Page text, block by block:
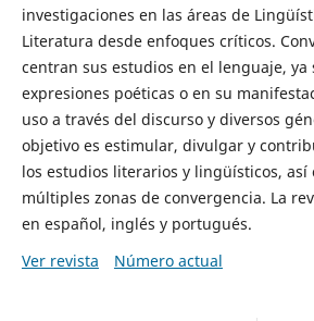
investigaciones en las áreas de
Literatura desde enfoques críticos.
centran sus estudios en el lenguaje, ya
expresiones poéticas o en su
uso a través del discurso y diversos
objetivo es estimular, divulgar y
los estudios literarios y lingüísticos, así
múltiples zonas de convergencia. La
en español, inglés y portugués.
Ver revista
Número actual